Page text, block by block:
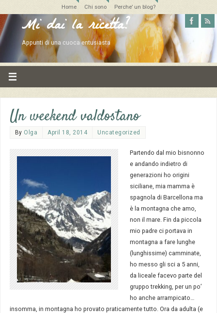
Home Chi sono Perche’ un blog?
Mi dai la ricetta?
Appunti di una cuoca entusiasta
Un weekend valdostano
By Olga April 18, 2014 Uncategorized
Partendo dal mio bisnonno
e andando indietro di
generazioni ho origini
siciliane, mia mamma è
spagnola di Barcellona ma
è la montagna che amo,
non il mare. Fin da piccola
mio padre ci portava in
montagna a fare lunghe
(lunghissime) camminate,
ho messo gli sci a 5 anni,
da liceale facevo parte del
gruppo trekking, per un po’
ho anche arrampicato…
insomma, in montagna ho provato praticamente tutto. Ora da adulta (e